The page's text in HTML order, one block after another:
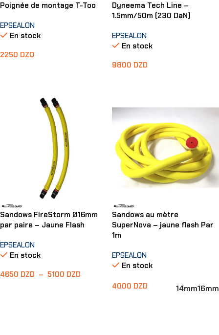
Poignée de montage T-Too
EPSEALON
En stock
2250 DZD
Dyneema Tech Line –
1.5mm/50m (230 DaN)
EPSEALON
En stock
9800 DZD
Sandows FireStorm Ø16mm
par paire – Jaune Flash
EPSEALON
En stock
4650 DZD – 5100 DZD
Sandows au mètre
SuperNova – jaune flash Par
1m
EPSEALON
En stock
4000 DZD 14mm16mm